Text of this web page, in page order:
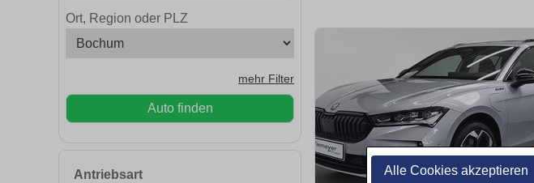
Alle Cookies akzeptieren
Ort, Region oder PLZ
mehr Filter
Auto finden
Antriebsart